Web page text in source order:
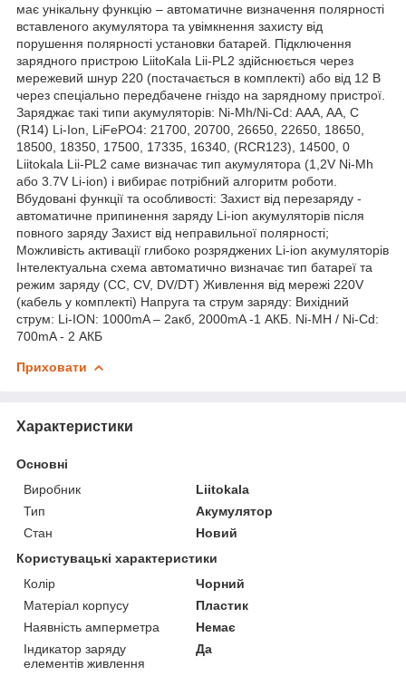
має унікальну функцію – автоматичне визначення полярності
вставленого акумулятора та увімкнення захисту від
порушення полярності установки батарей. Підключення
зарядного пристрою LiitoKala Lii-PL2 здійснюється через
мережевий шнур 220 (постачається в комплекті) або від 12 В
через спеціально передбачене гніздо на зарядному пристрої.
Заряджає такі типи акумуляторів: Ni-Mh/Ni-Cd: AAA, AA, C
(R14) Li-Ion, LiFePO4: 21700, 20700, 26650, 22650, 18650,
18500, 18350, 17500, 17335, 16340, (RCR123), 14500, 0
Liitokala Lii-PL2 саме визначає тип акумулятора (1,2V Ni-Mh
або 3.7V Li-ion) і вибирає потрібний алгоритм роботи.
Вбудовані функції та особливості: Захист від перезаряду -
автоматичне припинення заряду Li-ion акумуляторів після
повного заряду Захист від неправильної полярності;
Можливість активації глибоко розряджених Li-ion акумуляторів
Інтелектуальна схема автоматично визначає тип батареї та
режим заряду (CC, CV, DV/DT) Живлення від мережі 220V
(кабель у комплекті) Напруга та струм заряду: Вихідний
струм: Li-ION: 1000mA – 2акб, 2000mA -1 АКБ. Ni-MH / Ni-Cd:
700mA - 2 АКБ
Приховати
Характеристики
Основні
Виробник
Liitokala
Тип
Акумулятор
Стан
Новий
Користувацькi характеристики
Колір
Чорний
Матеріал корпусу
Пластик
Наявність амперметра
Немає
Індикатор заряду
елементів живлення
Да